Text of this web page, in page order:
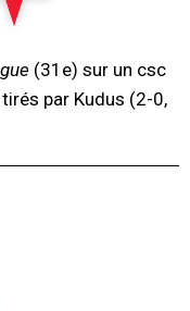
(31e) sur un csc
par Kudus (2-0,